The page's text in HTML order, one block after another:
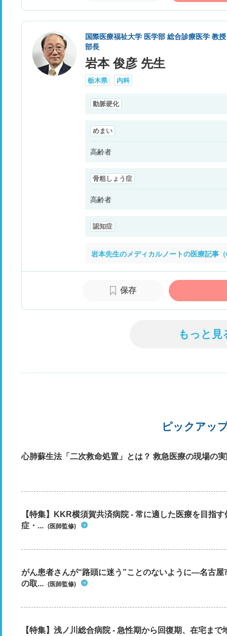
国際医療福祉大学 医学部 総合診療医学 教
部長
岩本 俊彦 先生
栃木県 内科
動脈硬化
めまい
高齢者
骨粗しょう症
高齢者
認知症
岩本先生のメディカルノートの医療記事
保存
もっと見
ピックアッ
心肺蘇生法「二次救命処置」とは？ 救急医療の現場の
【特集】KKR横須賀共済病院 - 常に適した医療を目指
症・... (医師監修)
がん患者さんが“路頭に迷う”ことのないように―名古
の取... (医師監修)
【特集】浅ノ川総合病院 - 急性期から回復期、在宅ま